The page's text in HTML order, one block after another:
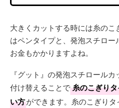
大きくカットする時には糸の
はペンタイプと、発泡スチロ
お金もかかりますよね。
『グット』の発泡スチロール
付け替えることで糸のこぎり
い方ができます。糸のこぎり